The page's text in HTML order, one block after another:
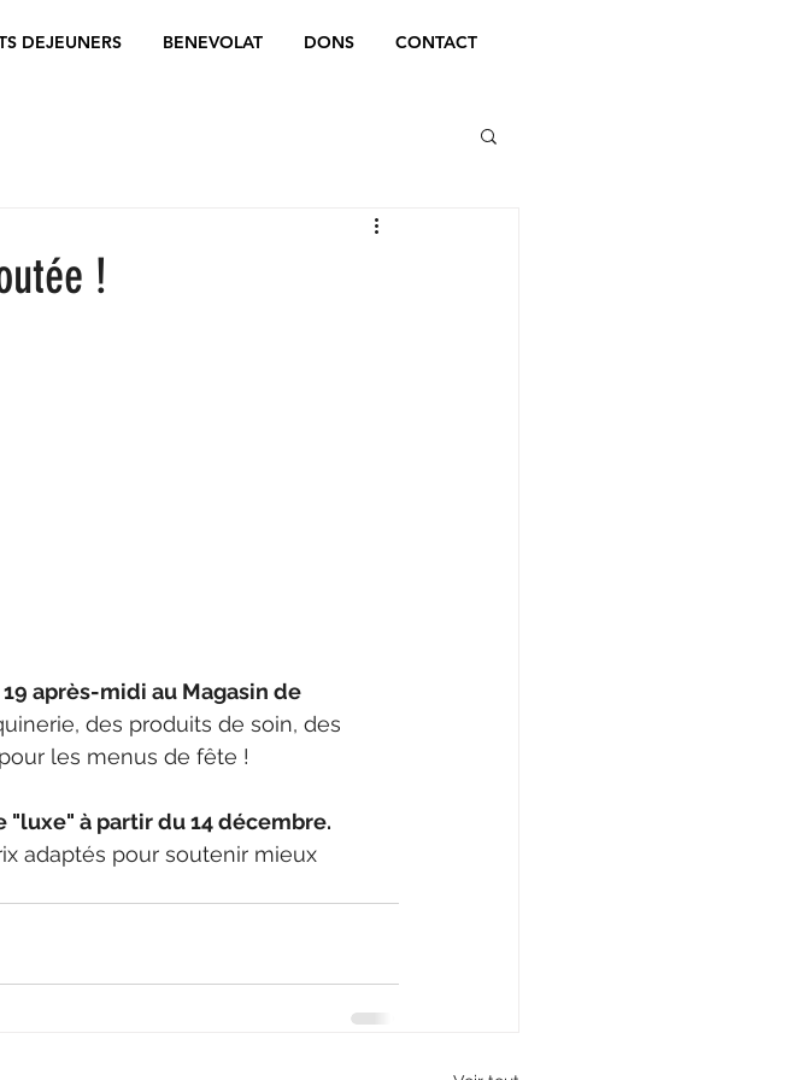
DEJEUNERS BENEVOLAT DONS CONTACT
!
après-midi au Magasin de
des produits de soin, des
les menus de fête !
"luxe" à partir du 14 décembre.
adaptés pour soutenir mieux